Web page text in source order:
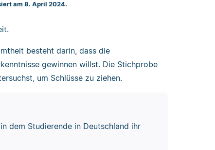
am 8. April 2024.
besteht darin, dass die
gewinnen willst. Die Stichprobe
um Schlüsse zu ziehen.
dem Studierende in Deutschland ihr